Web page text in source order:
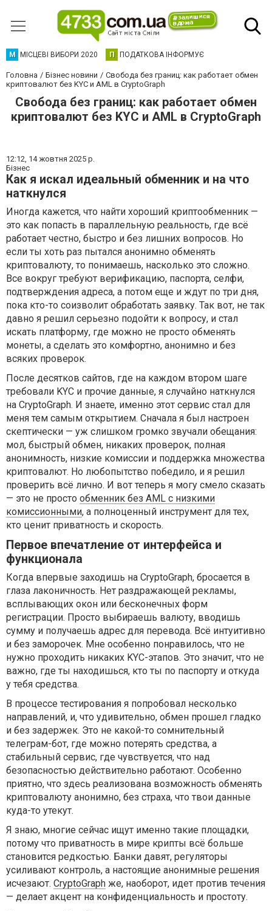
М МІСЦЕВІ ВИБОРИ 2020 П ПОДАТКОВА ІНФОРМУЄ
Головна Бізнес новини
Свобода без границ: как работает обмен
криптовалют без KYC и AML в CryptoGraph
Свобода без границ: как работает обмен
криптовалют без KYC и AML в CryptoGraph
12:12, 14 жовтня 2025 р.
Бізнес
Как я искал идеальный обменник и на что
наткнулся
Иногда кажется, что найти хороший криптообменник —
это как попасть в параллельную реальность, где всё
работает честно, быстро и без лишних вопросов. Но
если ты хоть раз пытался анонимно обменять
криптовалюту, то понимаешь, насколько это сложно.
Все вокруг требуют верификацию, паспорта, селфи,
подтверждения адреса, а потом еще и ждут по три дня,
пока кто-то соизволит обработать заявку. Так вот, не так
давно я решил серьезно подойти к вопросу, и стал
искать платформу, где можно не просто обменять
монеты, а сделать это комфортно, анонимно и без
всяких проверок.
После десятков сайтов, где на каждом втором шаге
требовали KYC и прочие данные, я случайно наткнулся
на CryptoGraph. И знаете, именно этот сервис стал для
меня тем самым открытием. Сначала я был настроен
скептически — уж слишком громко звучали обещания:
мол, быстрый обмен, никаких проверок, полная
анонимность, низкие комиссии и поддержка множества
криптовалют. Но любопытство победило, и я решил
проверить всё лично. И вот теперь я могу смело сказать
— это не просто обменник без AML с низкими
комиссионными, а полноценный инструмент для тех,
кто ценит приватность и скорость.
Первое впечатление от интерфейса и
функционала
Когда впервые заходишь на CryptoGraph, бросается в
глаза лаконичность. Нет раздражающей рекламы,
всплывающих окон или бесконечных форм
регистрации. Просто выбираешь валюту, вводишь
сумму и получаешь адрес для перевода. Всё интуитивно
и без заморочек. Мне особенно понравилось, что не
нужно проходить никаких KYC-этапов. Это значит, что не
важно, где ты находишься, кто ты по паспорту и откуда
у тебя средства.
В процессе тестирования я попробовал несколько
направлений, и, что удивительно, обмен прошел гладко
и без задержек. Это не какой-то сомнительный
телеграм-бот, где можно потерять средства, а
стабильный сервис, где чувствуется, что над
безопасностью действительно работают. Особенно
приятно, что здесь реализована возможность обменять
криптовалюту анонимно, без страха, что твои данные
куда-то утекут.
Я знаю, многие сейчас ищут именно такие площадки,
потому что приватность в мире крипты всё больше
становится редкостью. Банки давят, регуляторы
усиливают контроль, а настоящие анонимные решения
исчезают. CryptoGraph же, наоборот, идет против течения
— делает акцент на конфиденциальность и простоту.